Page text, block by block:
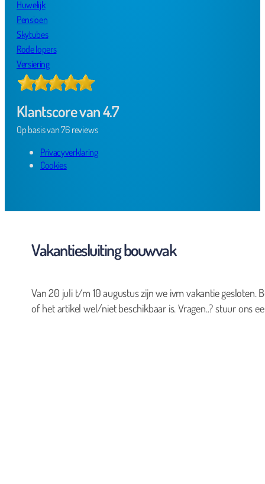
Huwelijk
Pensioen
Skytubes
Rode lopers
Versiering
Klantscore van 4.7
Op basis van 76 reviews
Privacyverklaring
Cookies
Vakantiesluiting bouwvak
Van 20 juli t/m 10 augustus zijn we ivm vakantie gesloten.
of het artikel wel/niet beschikbaar is. Vragen..? stuur ons